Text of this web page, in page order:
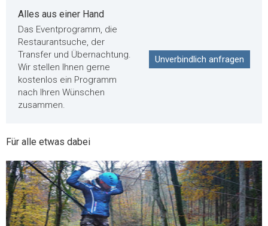
Alles aus einer Hand
Das Eventprogramm, die
Restaurantsuche, der
Transfer und Übernachtung.
Wir stellen Ihnen gerne
kostenlos ein Programm
nach Ihren Wünschen
zusammen.
Unverbindlich anfragen
Für alle etwas dabei